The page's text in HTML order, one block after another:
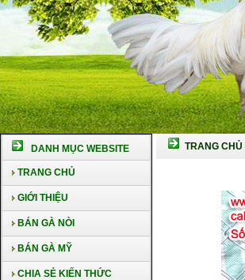
DANH MỤC WEBSITE
TRANG CHỦ
GIỚI THIỆU
BÁN GÀ NÒI
BÁN GÀ MỸ
CHIA SẺ KIẾN THỨC
TRANG CHỦ